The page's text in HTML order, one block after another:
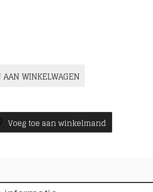
AAN WINKELWAGEN
Voeg toe aan winkelmand